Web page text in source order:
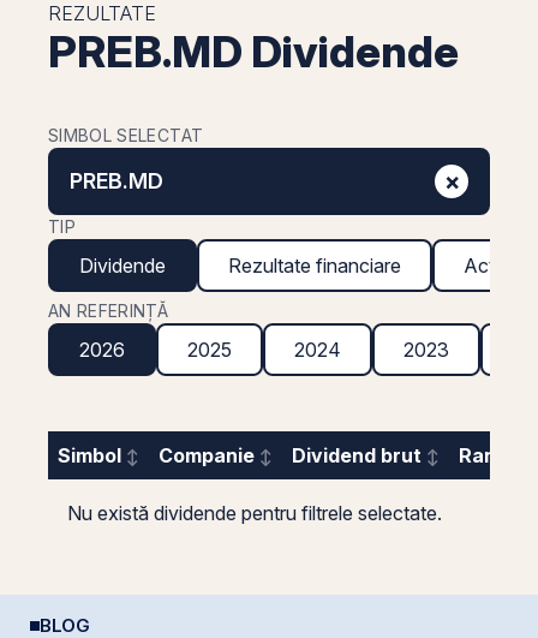
REZULTATE
PREB.MD Dividende
SIMBOL SELECTAT
PREB.MD ×
TIP
Dividende Rezultate financiare Acțiuni
AN REFERINȚĂ
2026 2025 2024 2023
Simbol Companie Dividend brut
Nu există dividende pentru filtrele selectate.
BLOG